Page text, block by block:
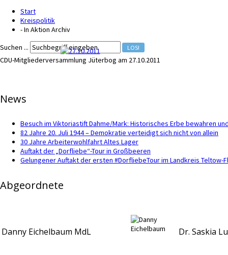
Start
Kreispolitik
- In Aktion Archiv
Suchen ...
LOS!
CDU-Mitgliederversammlung Jüterbog am 27.10.2011
News
Besuch im Viktoriastift Dahme/Mark: Historisches Erbe bewahren
82 Jahre 20. Juli 1944 – Demokratie verteidigt sich nicht von allein
30 Jahre Arbeiterwohlfahrt Altes Lager
Auftakt der „Dorfliebe“-Tour in Großbeeren
Gelungener Auftakt der ersten #DorfliebeTour im Landkreis Teltow-
Abgeordnete
Danny Eichelbaum MdL Dr. Saskia